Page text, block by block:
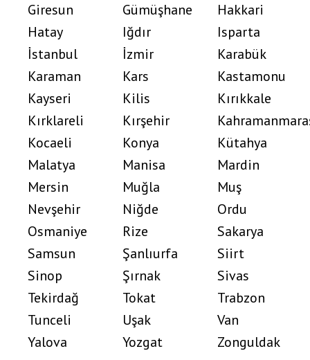
Giresun
Gümüşhane
Hakkari
Hatay
Iğdır
Isparta
İstanbul
İzmir
Karabük
Karaman
Kars
Kastamonu
Kayseri
Kilis
Kırıkkale
Kırklareli
Kırşehir
Kocaeli
Konya
Kütahya
Malatya
Manisa
Mardin
Mersin
Muğla
Muş
Nevşehir
Niğde
Ordu
Osmaniye
Rize
Sakarya
Samsun
Şanlıurfa
Siirt
Sinop
Şırnak
Sivas
Tekirdağ
Tokat
Trabzon
Tunceli
Uşak
Van
Yalova
Yozgat Zonguldak